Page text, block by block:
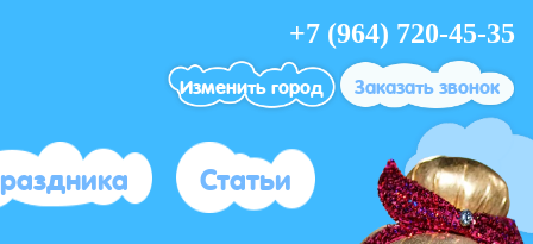
+7 (964) 720-45-35
Изменить город Заказать звонок
Статьи